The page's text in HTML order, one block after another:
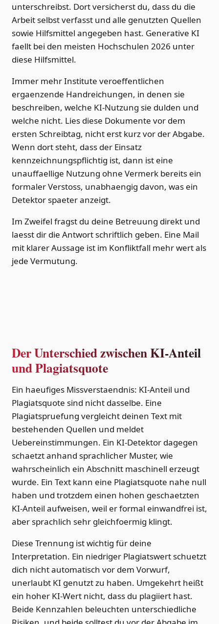
unterschreibst. Dort versicherst du, dass du die
Arbeit selbst verfasst und alle genutzten Quellen
sowie Hilfsmittel angegeben hast. Generative KI
faellt bei den meisten Hochschulen 2026 unter
diese Hilfsmittel.
Immer mehr Institute veroeffentlichen
ergaenzende Handreichungen, in denen sie
beschreiben, welche KI-Nutzung sie dulden und
welche nicht. Lies diese Dokumente vor dem
ersten Schreibtag, nicht erst kurz vor der Abgabe.
Wenn dort steht, dass der Einsatz
kennzeichnungspflichtig ist, dann ist eine
unauffaellige Nutzung ohne Vermerk bereits ein
formaler Verstoss, unabhaengig davon, was ein
Detektor spaeter anzeigt.
Im Zweifel fragst du deine Betreuung direkt und
laesst dir die Antwort schriftlich geben. Eine Mail
mit klarer Aussage ist im Konfliktfall mehr wert als
jede Vermutung.
Der Unterschied zwischen KI-Anteil
und Plagiatsquote
Ein haeufiges Missverstaendnis: KI-Anteil und
Plagiatsquote sind nicht dasselbe. Eine
Plagiatspruefung vergleicht deinen Text mit
bestehenden Quellen und meldet
Uebereinstimmungen. Ein KI-Detektor dagegen
schaetzt anhand sprachlicher Muster, wie
wahrscheinlich ein Abschnitt maschinell erzeugt
wurde. Ein Text kann eine Plagiatsquote nahe null
haben und trotzdem einen hohen geschaetzten
KI-Anteil aufweisen, weil er formal einwandfrei ist,
aber sprachlich sehr gleichfoermig klingt.
Diese Trennung ist wichtig für deine
Interpretation. Ein niedriger Plagiatswert schuetzt
dich nicht automatisch vor dem Vorwurf,
unerlaubt KI genutzt zu haben. Umgekehrt heißt
ein hoher KI-Wert nicht, dass du plagiiert hast.
Beide Kennzahlen beleuchten unterschiedliche